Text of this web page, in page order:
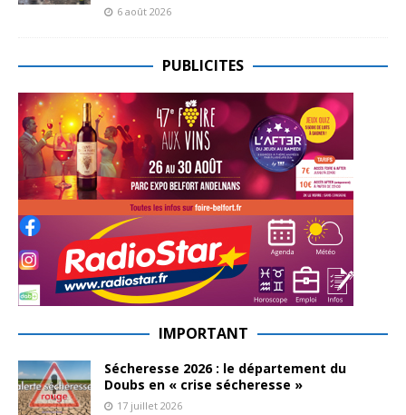
6 août 2026
PUBLICITES
IMPORTANT
Sécheresse 2026 : le département du
Doubs en « crise sécheresse »
17 juillet 2026